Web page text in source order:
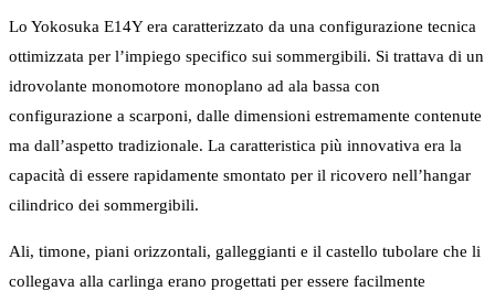
Lo Yokosuka E14Y era caratterizzato da una configurazione tecnica
ottimizzata per l’impiego specifico sui sommergibili. Si trattava di un
idrovolante monomotore monoplano ad ala bassa con
configurazione a scarponi, dalle dimensioni estremamente contenute
ma dall’aspetto tradizionale. La caratteristica più innovativa era la
capacità di essere rapidamente smontato per il ricovero nell’hangar
cilindrico dei sommergibili.
Ali, timone, piani orizzontali, galleggianti e il castello tubolare che li
collegava alla carlinga erano progettati per essere facilmente